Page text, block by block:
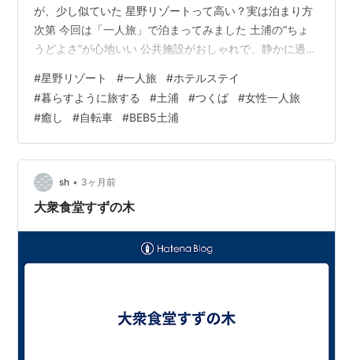
が、少し似ていた 星野リゾートって高い？実は泊まり方
次第 今回は「一人旅」で泊まってみました 土浦の“ちょ
うどよさ”が心地いい 公共施設がおしゃれで、静かに過ご
“がんばらない旅”って、思った以上によかった 一人でも
気楽。星野リゾートBEB5土浦は“がんばらない旅”にちょ
うどよかった 子どもの頃に感じた「夢の空間」が、少し
似ていた 子どもの頃、私は家族でよくディズニーランド
へ行っていました。 パークに入った瞬間の空気感。日常
から切り離され…
#星野リゾート #一人旅 #ホテルステイ
#暮らすように旅する #土浦 #つくば #女性一人旅
#癒し #自転車 #BEB5土浦
sh • 3ヶ月前
大衆食堂すずの木